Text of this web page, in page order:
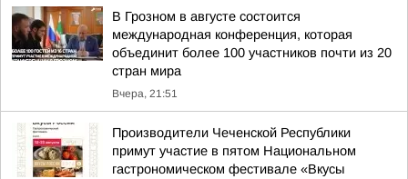
В Грозном в августе состоится
международная конференция, которая
объединит более 100 участников почти из 20
стран мира
Вчера, 21:51
Производители Чеченской Республики
примут участие в пятом Национальном
гастрономическом фестивале «Вкусы